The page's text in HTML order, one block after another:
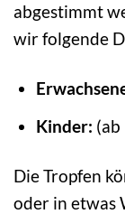
abgestimmt
wir folgende
Kinder:
Die Tropfen
oder in etwas